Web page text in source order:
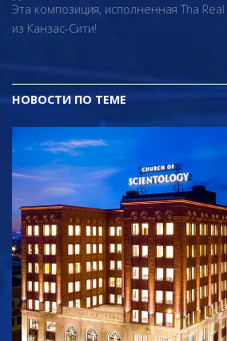
Эта композиция, исполненная Tha
из Канзас-Сити!
НОВОСТИ ПО ТЕМЕ